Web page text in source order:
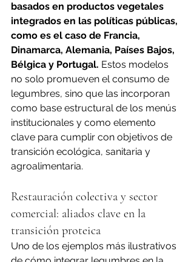
basados en productos vegetales
integrados en las políticas públicas,
como es el caso de Francia,
Dinamarca, Alemania, Países Bajos,
Bélgica y Portugal. Estos modelos
no solo promueven el consumo de
legumbres, sino que las incorporan
como base estructural de los menús
institucionales y como elemento
clave para cumplir con objetivos de
transición ecológica, sanitaria y
agroalimentaria.
Restauración colectiva y sector
comercial: aliados clave en la
transición proteica
Uno de los ejemplos más ilustrativos